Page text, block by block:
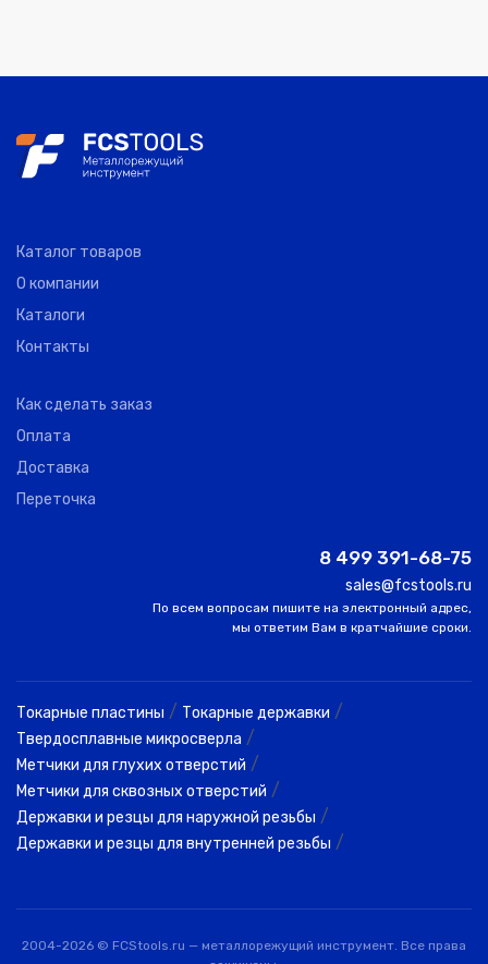
Каталог товаров
О компании
Каталоги
Контакты
Как сделать заказ
Оплата
Доставка
Переточка
8 499 391-68-75
sales@fcstools.ru
По всем вопросам пишите на электронный адрес,
мы ответим Вам в кратчайшие сроки.
Токарные пластины / Токарные державки /
Твердосплавные микросверла /
Метчики для глухих отверстий /
Метчики для сквозных отверстий /
Державки и резцы для наружной резьбы /
Державки и резцы для внутренней резьбы /
2004-2026 © FCStools.ru — металлорежущий инструмент. Все права